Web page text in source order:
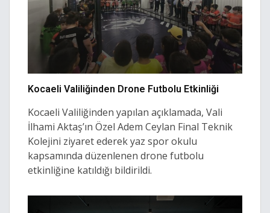
Kocaeli Valiliğinden Drone Futbolu Etkinliği
Kocaeli Valiliğinden yapılan açıklamada, Vali
İlhami Aktaş’ın Özel Adem Ceylan Final Teknik
Kolejini ziyaret ederek yaz spor okulu
kapsamında düzenlenen drone futbolu
etkinliğine katıldığı bildirildi.